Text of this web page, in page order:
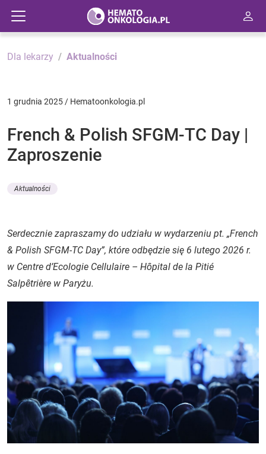
Dla lekarzy Aktualności
1 grudnia 2025 / Hematoonkologia.pl
French & Polish SFGM-TC Day |
Zaproszenie
Aktualności
Serdecznie zapraszamy do udziału w wydarzeniu pt. „French
& Polish SFGM-TC Day”, które odbędzie się 6 lutego 2026 r.
w Centre d’Ecologie Cellulaire – Hôpital de la Pitié
Salpêtrière w Paryżu.